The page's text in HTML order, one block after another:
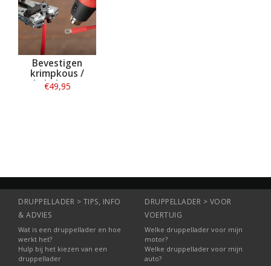
Bevestigen
krimpkous /
kabelogen
€49,95
DRUPPELLADER > TIPS, INFO
& ADVIES
Wat is een druppellader en hoe
werkt het?
Hulp bij het kiezen van een
druppellader
DRUPPELLADER > VOOR
VOERTUIG
Welke druppellader voor mijn
motor?
Welke druppellader voor mijn
auto?